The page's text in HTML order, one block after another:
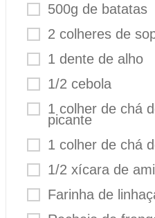
500g de batatas
2 colheres de
1 dente de alho
1/2 cebola
1 colher de chá
picante
1 colher de chá
1/2 xícara de
Farinha de